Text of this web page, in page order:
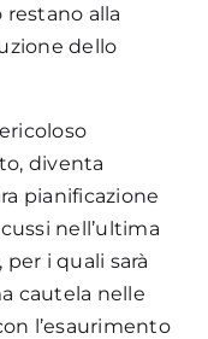
restano alla
dello
diventa
pianificazione
nell’ultima
i quali sarà
cautela nelle
l’esaurimento